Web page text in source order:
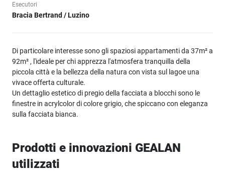
Esecutori
Bracia Bertrand / Luzino
Di particolare interesse sono gli spaziosi appartamenti da 37m² a
92m² , l'ideale per chi apprezza l'atmosfera tranquilla della
piccola città e la bellezza della natura con vista sul lagoe una
vivace offerta culturale.
Un dettaglio estetico di pregio della facciata a blocchi sono le
finestre in acrylcolor di colore grigio, che spiccano con eleganza
sulla facciata bianca.
Prodotti e innovazioni GEALAN
utilizzati